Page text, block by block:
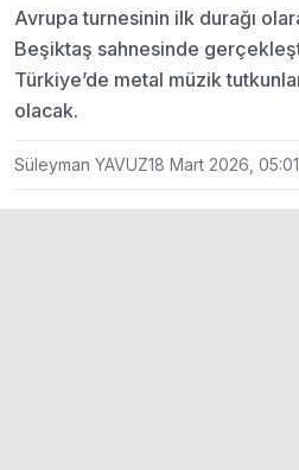
Avrupa turnesinin ilk durağı
Beşiktaş sahnesinde
Türkiye’de metal müzik
olacak.
Süleyman YAVUZ18 Mart 2026, 05:01